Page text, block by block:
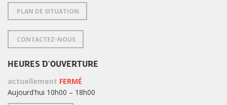
PLAN DE SITUATION
CONTACTEZ-NOUS
HEURES D'OUVERTURE
actuellement FERMÉ
Aujourd'hui 10h00 – 18h00